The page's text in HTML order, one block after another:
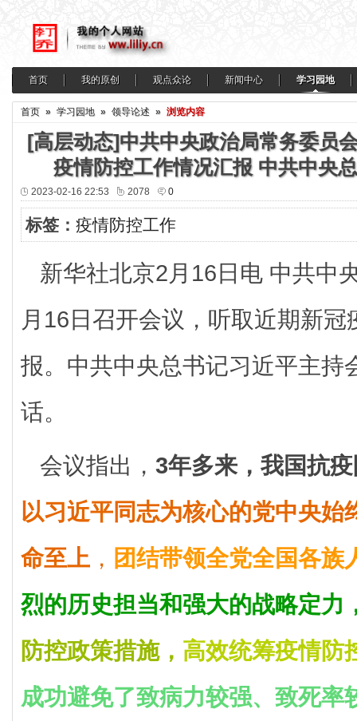
首页 我的原创 观点众论 新闻中心 学习园地
首页 » 学习园地 » 领导论述 » 浏览内容
[高层动态]中共中央政治局常务委员
疫情防控工作情况汇报 中共中央
2023-02-16 22:53 2078 0
标签： 疫情防控工作
新华社北京2月16日电 中共中
月16日召开会议，听取近期新
报。中共中央总书记习近平主持
话。
会议指出， 3年多来，我国抗
以习近平同志为核心的党中央始
命至上 ， 团结带领全党全国各族
烈的历史担当和强大的战略定力
防控政策措施， 高效统筹疫情防
成功避免了致病力较强、致死率